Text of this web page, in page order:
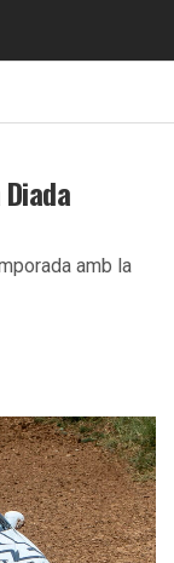
amb la